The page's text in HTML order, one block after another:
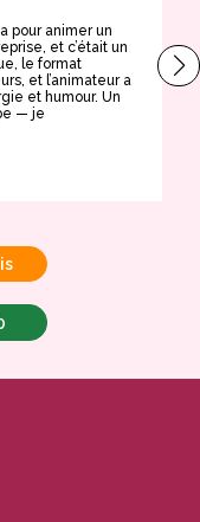
pour animer un
et c’était un
le format
et l’animateur a
et humour. Un
— je